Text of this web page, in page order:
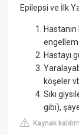
Epilepsi ve İlk
Hastayı
köşeler
Sıkı
gibi),
Kaynak